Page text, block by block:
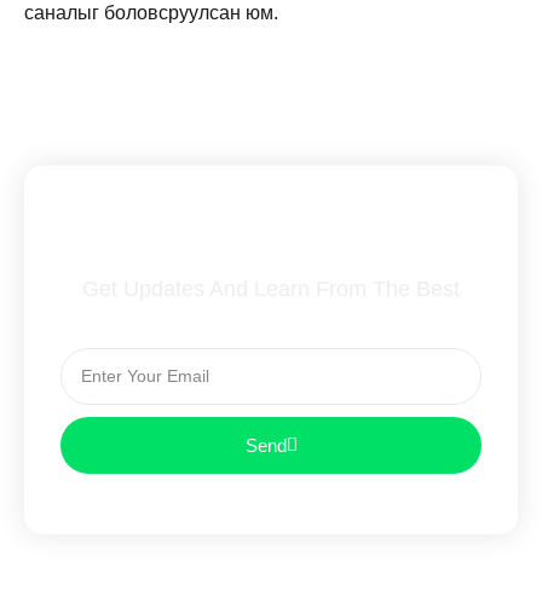
саналыг боловсруулсан юм.
Send